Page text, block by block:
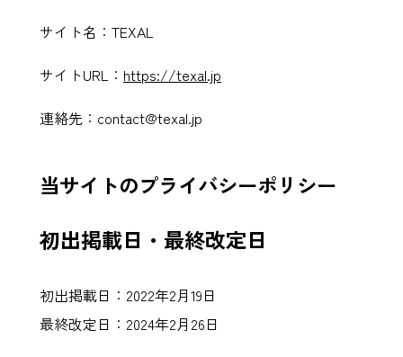
サイト名：TEXAL
サイトURL： https://texal.jp
連絡先： contact@texal.jp
当サイトのプライバシーポリシー
初出掲載日・最終改定日
初出掲載日：2022年2月19日
最終改定日：2024年2月26日